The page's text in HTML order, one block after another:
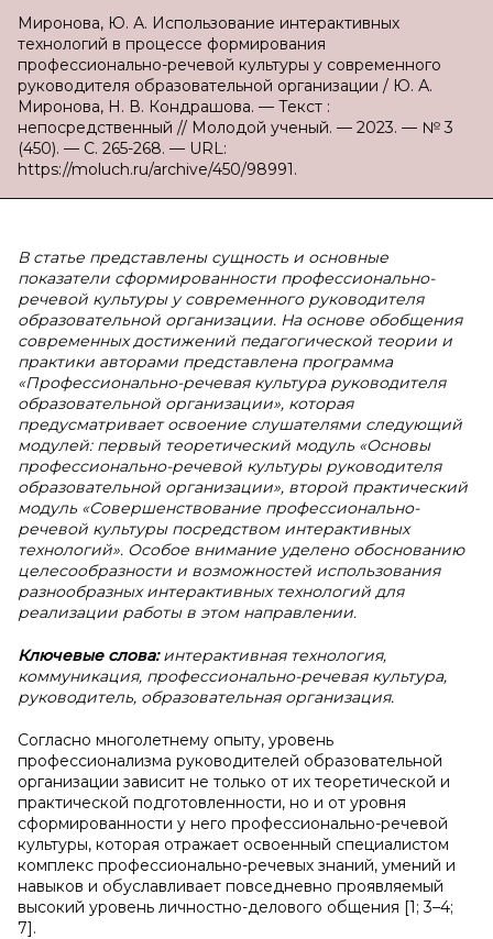
Миронова, Ю. А. Использование интерактивных
технологий в процессе формирования
профессионально-речевой культуры у современного
руководителя образовательной организации / Ю. А.
Миронова, Н. В. Кондрашова. — Текст :
непосредственный // Молодой ученый. — 2023. — № 3
(450). — С. 265-268. — URL:
https://moluch.ru/archive/450/98991.
В статье представлены сущность и основные
показатели сформированности профессионально-
речевой культуры у современного руководителя
образовательной организации. На основе обобщения
современных достижений педагогической теории и
практики авторами представлена программа
«Профессионально-речевая культура руководителя
образовательной организации», которая
предусматривает освоение слушателями следующий
модулей: первый теоретический модуль «Основы
профессионально-речевой культуры руководителя
образовательной организации», второй практический
модуль «Совершенствование профессионально-
речевой культуры посредством интерактивных
технологий». Особое внимание уделено обоснованию
целесообразности и возможностей использования
разнообразных интерактивных технологий для
реализации работы в этом направлении.
Ключевые слова:интерактивная технология,
коммуникация, профессионально-речевая культура,
руководитель, образовательная организация.
Согласно многолетнему опыту, уровень
профессионализма руководителей образовательной
организации зависит не только от их теоретической и
практической подготовленности, но и от уровня
сформированности у него профессионально-речевой
культуры, которая отражает освоенный специалистом
комплекс профессионально-речевых знаний, умений и
навыков и обуславливает повседневно проявляемый
высокий уровень личностно-делового общения [1; 3–4;
7].